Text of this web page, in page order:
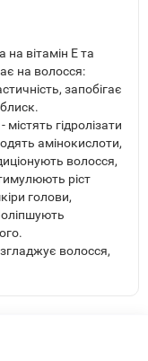
на вітамін Е та
на волосся:
запобігає
- містять гідролізати
амінокислоти,
волосся,
ріст
голови,
волосся,